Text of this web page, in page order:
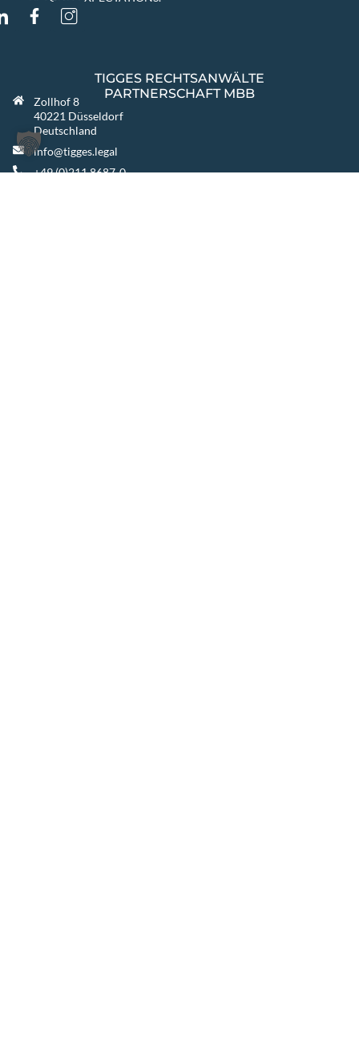
TIGGES RECHTSANWÄLTE
PARTNERSCHAFT MBB
Zollhof 8
40221 Düsseldorf
Deutschland
info@tigges.legal
+49 (0)211 8687-0